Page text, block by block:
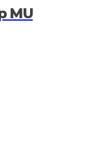
MU